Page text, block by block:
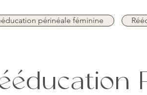
périnéale féminine